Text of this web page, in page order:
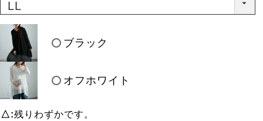
ブラック
オフホワイト
△ 残りわずかです。